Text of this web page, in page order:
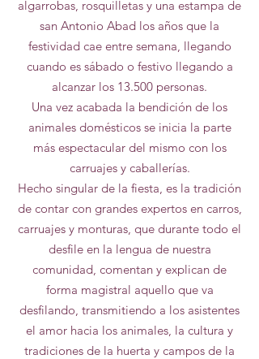
algarrobas, rosquilletas y una estampa de
san Antonio Abad los años que la
festividad cae entre semana, llegando
cuando es sábado o festivo llegando a
alcanzar los 13.500 personas.
Una vez acabada la bendición de los
animales domésticos se inicia la parte
más espectacular del mismo con los
carruajes y caballerías.
Hecho singular de la fiesta, es la tradición
de contar con grandes expertos en carros,
carruajes y monturas, que durante todo el
desfile en la lengua de nuestra
comunidad, comentan y explican de
forma magistral aquello que va
desfilando, transmitiendo a los asistentes
el amor hacia los animales, la cultura y
tradiciones de la huerta y campos de la